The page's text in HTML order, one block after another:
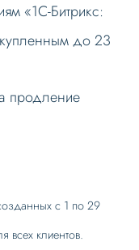
«1С-Битрикс:
до 23
продление
с 1 по 29
всех клиентов.